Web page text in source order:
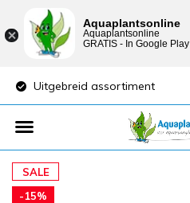
Uitgebreid assortiment
SALE
-15%
Aquaplantsonline
Aquaplantsonline
GRATIS - In Google Play